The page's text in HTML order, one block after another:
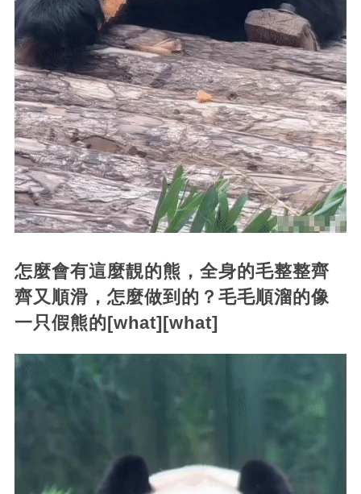
怎麼會有這麼靚的熊，全身的毛整整齊
齊又順滑，怎麼做到的？毛毛順溜的像
一只假熊的[what][what]